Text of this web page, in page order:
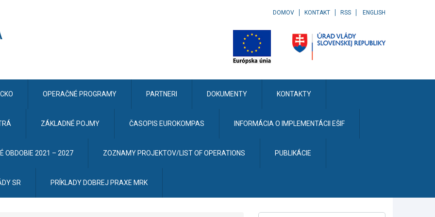
DOMOV KONTAKT RSS ENGLISH
CKO OPERAČNÉ PROGRAMY PARTNERI DOKUMENTY KONTAKTY
ZÁKLADNÉ POJMY ČASOPIS EUROKOMPAS INFORMÁCIA O IMPLEMENTÁCII EŠIF
OBDOBIE 2021 – 2027 ZOZNAMY PROJEKTOV/LIST OF OPERATIONS PUBLIKÁCIE
SR PRÍKLADY DOBREJ PRAXE MRK